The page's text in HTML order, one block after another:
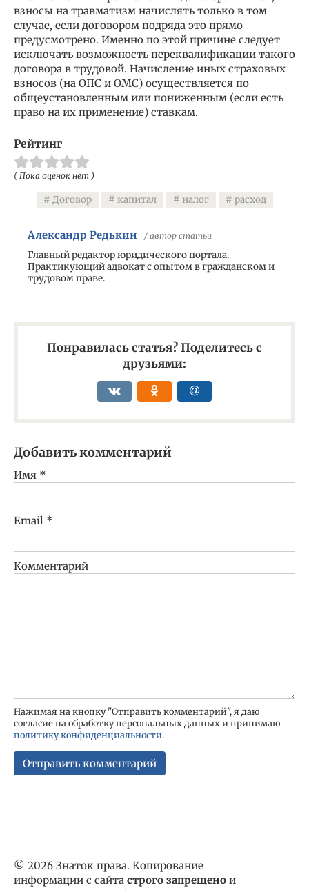
взносы на травматизм начислять только в том
случае, если договором подряда это прямо
предусмотрено. Именно по этой причине следует
исключать возможность переквалификации такого
договора в трудовой. Начисление иных страховых
взносов (на ОПС и ОМС) осуществляется по
общеустановленным или пониженным (если есть
право на их применение) ставкам.
Рейтинг
( Пока оценок нет )
Договор капитал налог расход
Александр Редькин / автор статьи
Главный редактор юридического портала.
Практикующий адвокат с опытом в гражданском и
трудовом праве.
Понравилась статья? Поделитесь с
друзьями:
Добавить комментарий
Имя *
Email *
Комментарий
Нажимая на кнопку "Отправить комментарий", я даю
согласие на обработку персональных данных и принимаю
политику конфиденциальности.
© 2026 Знаток права. Копирование
информации с сайта строго запрещено и